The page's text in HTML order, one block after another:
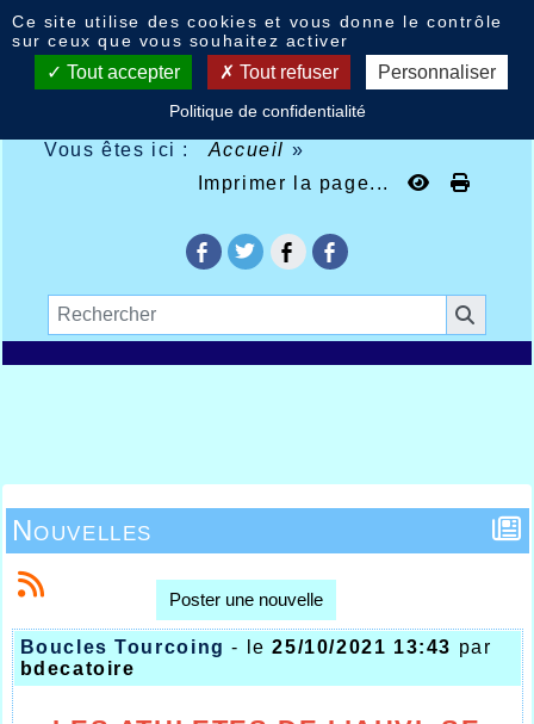
Vous êtes ici : Accueil »
Imprimer la page...
Nouvelles
Poster une nouvelle
Boucles Tourcoing - le25/10/2021 13:43 par
bdecatoire
Ce site utilise des cookies et vous donne le contrôle
sur ceux que vous souhaitez activer
Tout accepter Tout refuser Personnaliser
Politique de confidentialité